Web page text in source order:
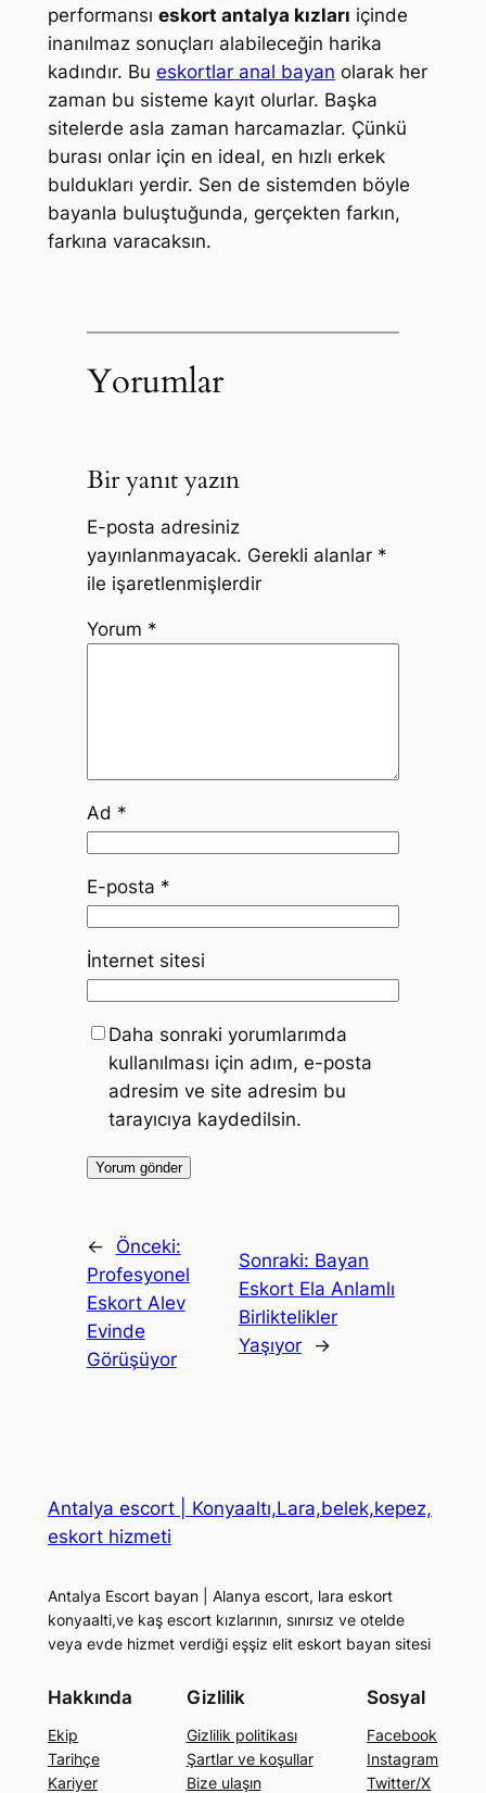
performansı eskort antalya kızları içinde
inanılmaz sonuçları alabileceğin harika
kadındır. Bu eskortlar anal bayan olarak her
zaman bu sisteme kayıt olurlar. Başka
sitelerde asla zaman harcamazlar. Çünkü
burası onlar için en ideal, en hızlı erkek
buldukları yerdir. Sen de sistemden böyle
bayanla buluştuğunda, gerçekten farkın,
farkına varacaksın.
Yorumlar
Bir yanıt yazın
E-posta adresiniz
yayınlanmayacak. Gerekli alanlar *
ile işaretlenmişlerdir
Yorum *
Ad *
E-posta *
İnternet sitesi
Daha sonraki yorumlarımda
kullanılması için adım, e-posta
adresim ve site adresim bu
tarayıcıya kaydedilsin.
←
Önceki:
Profesyonel
Eskort Alev
Evinde
Görüşüyor
Sonraki: Bayan
Eskort Ela Anlamlı
Birliktelikler
Yaşıyor
→
Antalya escort | Konyaaltı,Lara,belek,kepez,
eskort hizmeti
Antalya Escort bayan | Alanya escort, lara eskort
konyaalti,ve kaş escort kızlarının, sınırsız ve otelde
veya evde hizmet verdiği eşşiz elit eskort bayan sitesi
Hakkında
Ekip
Tarihçe
Kariyer
Gizlilik
Gizlilik politikası
Şartlar ve koşullar
Bize ulaşın
Sosyal
Facebook
Instagram
Twitter/X